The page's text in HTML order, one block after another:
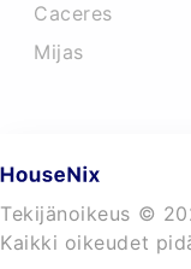
Caceres‎
Mijas
Tekijänoikeus ©
Kaikki oikeudet